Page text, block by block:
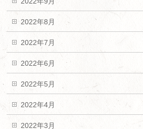
2022年8月
2022年7月
2022年6月
2022年5月
2022年4月
2022年3月